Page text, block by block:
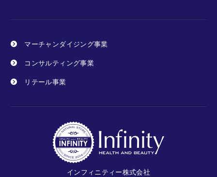
マーチャンダイジング事業
コンサルティング事業
リテール事業
インフィニティー株式会社